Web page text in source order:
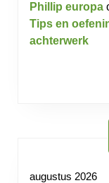
Phillip europa
Tips en
achterwerk
augustus 2026